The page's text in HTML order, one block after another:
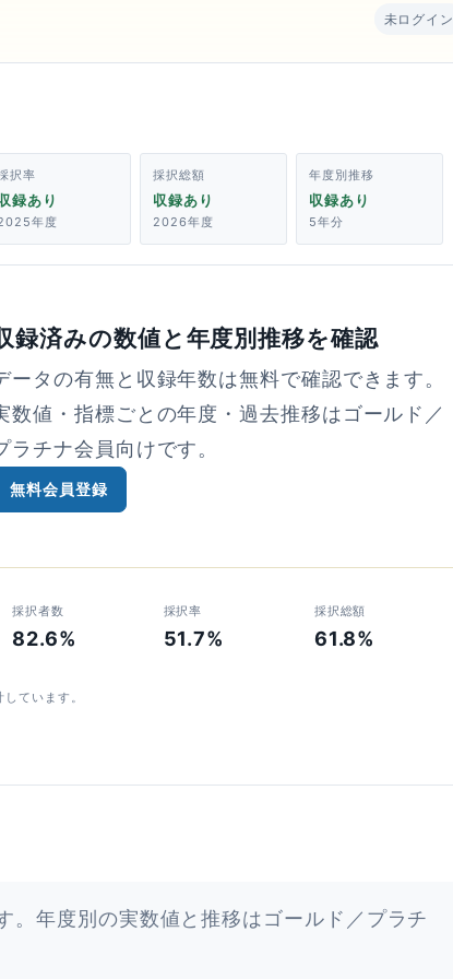
未ログイン
択率
録あり
年度
採択総額
収録あり
2026年度
年度別推移
収録あり
5年分
録済みの数値と年度別推移を確認
ータの有無と収録年数は無料で確認できます。
数値・指標ごとの年度・過去推移はゴールド／
ラチナ会員向けです。
無料会員登録
採択者数
82.6%
採択率
51.7%
採択総額
61.8%
ています。
。年度別の実数値と推移はゴールド／プラチ